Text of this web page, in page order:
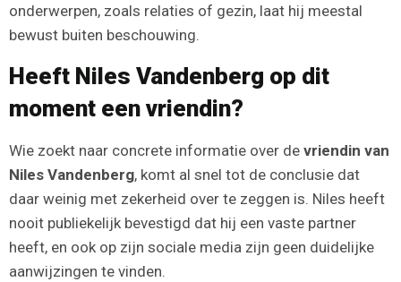
onderwerpen, zoals relaties of gezin, laat hij meestal
bewust buiten beschouwing.
Heeft Niles Vandenberg op dit
moment een vriendin?
Wie zoekt naar concrete informatie over de vriendin van
Niles Vandenberg, komt al snel tot de conclusie dat
daar weinig met zekerheid over te zeggen is. Niles heeft
nooit publiekelijk bevestigd dat hij een vaste partner
heeft, en ook op zijn sociale media zijn geen duidelijke
aanwijzingen te vinden.